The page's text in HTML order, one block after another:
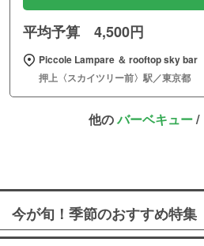
平均予算 4,500円
Piccole Lampare ＆ rooftop sky bar
押上〈スカイツリー前〉駅／東京都
他のバーベキュー/
今が旬！季節のおすすめ特集